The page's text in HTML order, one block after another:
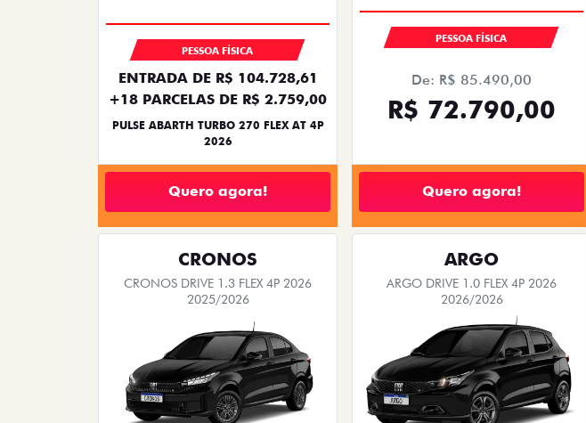
PESSOA FÍSICA
ENTRADA DE R$ 104.728,61
+18 PARCELAS DE R$ 2.759,00
PULSE ABARTH TURBO 270 FLEX AT 4P
2026
Quero agora!
PESSOA FÍSICA
De: R$ 85.490,00
R$ 72.790,00
Quero agora!
CRONOS
CRONOS DRIVE 1.3 FLEX 4P 2026
2025/2026
ARGO
ARGO DRIVE 1.0 FLEX 4P 2026
2026/2026